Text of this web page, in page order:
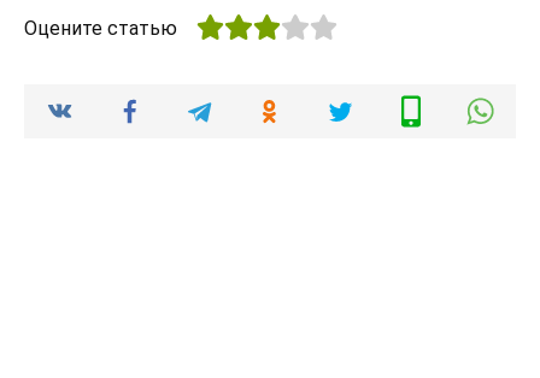
Оцените статью